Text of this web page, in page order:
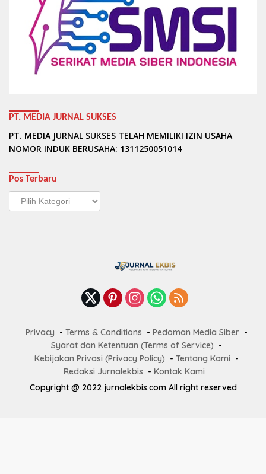
PT. MEDIA JURNAL SUKSES
PT. MEDIA JURNAL SUKSES TELAH MEMILIKI IZIN USAHA
NOMOR INDUK BERUSAHA: 1311250051014
Pos Terbaru
Pos
Terbaru
Privacy Terms & Conditions
Pedoman Media Siber
Syarat dan Ketentuan (Terms of Service)
Kebijakan Privasi (Privacy Policy)
Tentang Kami
Redaksi Jurnalekbis
Kontak Kami
Copyright @ 2022 jurnalekbis.com All right reserved